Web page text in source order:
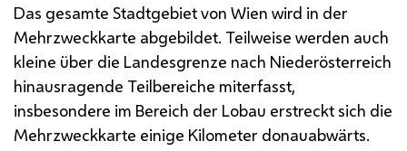
Das gesamte Stadtgebiet von Wien wird in der
Mehrzweckkarte abgebildet. Teilweise werden auch
kleine über die Landesgrenze nach Niederösterreich
hinausragende Teilbereiche miterfasst,
insbesondere im Bereich der Lobau erstreckt sich die
Mehrzweckkarte einige Kilometer donauabwärts.